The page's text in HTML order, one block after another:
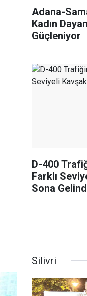
Adana-
Kadın
Güçleniyor
D-400
Farklı
Sona
Silivri